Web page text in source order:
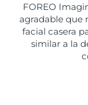
FOREO
agradable que
facial casera
similar a la